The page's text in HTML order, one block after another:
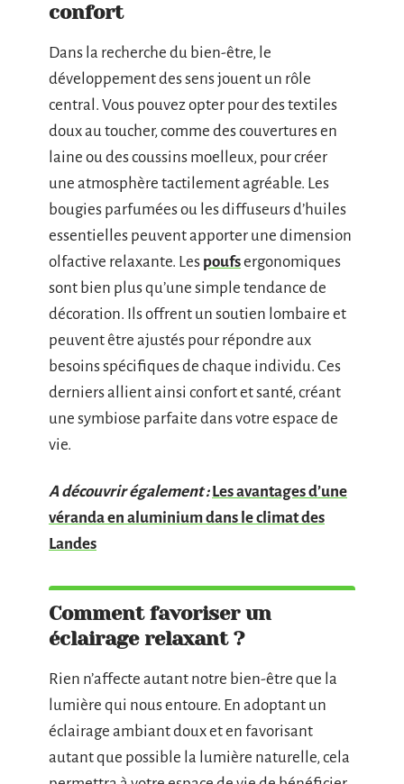
confort
Dans la recherche du bien-être, le
développement des sens jouent un rôle
central. Vous pouvez opter pour des textiles
doux au toucher, comme des couvertures en
laine ou des coussins moelleux, pour créer
une atmosphère tactilement agréable. Les
bougies parfumées ou les diffuseurs d’huiles
essentielles peuvent apporter une dimension
olfactive relaxante. Les poufsergonomiques
sont bien plus qu’une simple tendance de
décoration. Ils offrent un soutien lombaire et
peuvent être ajustés pour répondre aux
besoins spécifiques de chaque individu. Ces
derniers allient ainsi confort et santé, créant
une symbiose parfaite dans votre espace de
vie.
A découvrir également : Les avantages d’une
véranda en aluminium dans le climat des
Landes
Comment favoriser un
éclairage relaxant ?
Rien n’affecte autant notre bien-être que la
lumière qui nous entoure. En adoptant un
éclairage ambiant doux et en favorisant
autant que possible la lumière naturelle, cela